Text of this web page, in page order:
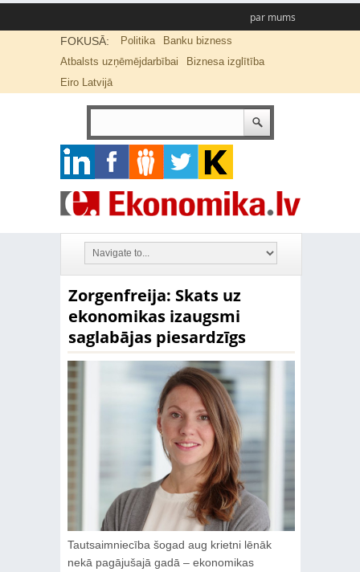
par mums
FOKUSĀ: Politika
Banku bizness
Atbalsts uzņēmējdarbībai
Biznesa izglītība
Eiro Latvijā
Zorgenfreija: Skats uz
ekonomikas izaugsmi
saglabājas piesardzīgs
Tautsaimniecība šogad aug krietni lēnāk
nekā pagājušajā gadā – ekonomikas